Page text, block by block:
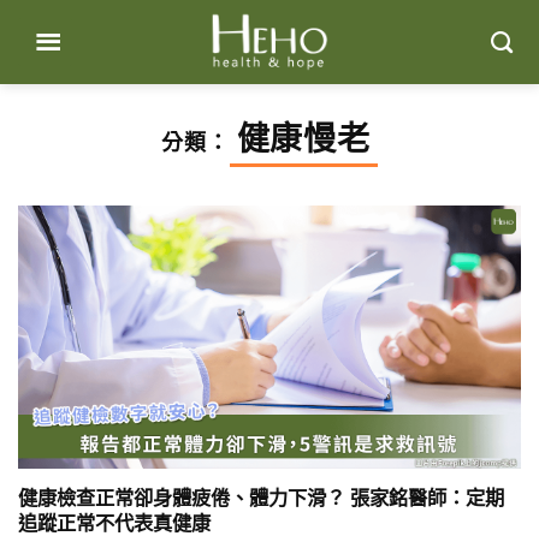
content
分類： 健康慢老
健康檢查正常卻身體疲倦、體力下滑？ 張家銘醫師：定期
追蹤正常不代表真健康